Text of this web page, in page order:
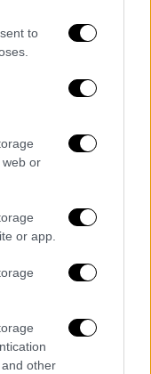
to
web or
or app.
other